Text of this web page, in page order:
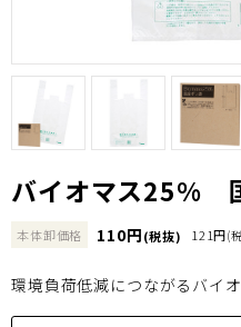
バイオマス25%
本体卸価格 110円(税抜) 121円(
環境負荷低減につながるバイ